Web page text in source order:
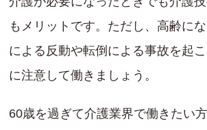
もメリットです。ただし、高齢に
による反動や転倒による事故を起
に注意して働きましょう。
60歳を過ぎて介護業界で働きたい